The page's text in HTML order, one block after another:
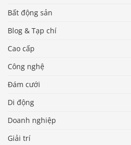
Bất động sản
Blog & Tạp chí
Cao cấp
Công nghệ
Đám cưới
Di động
Doanh nghiệp
Giải trí